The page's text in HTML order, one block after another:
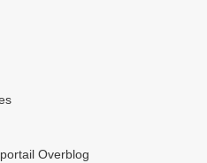
Overblog